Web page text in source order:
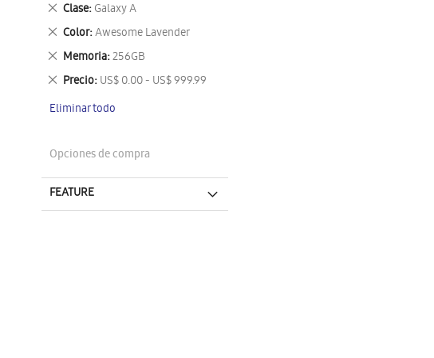
artículo
Clase Galaxy A
Eliminar
este
artículo
Color Awesome Lavender
Eliminar
este
artículo
Memoria 256GB
Eliminar
este
artículo
Precio US$ 0.00 - US$ 999.99
Eliminar
artículo
Eliminar todo
Opciones de compra
FEATURE